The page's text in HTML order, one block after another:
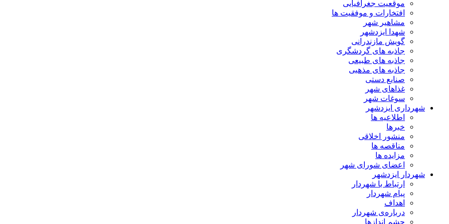
موقعیت جغرافیایی
افتخارات و موفقیت ها
مشاهیر شهر
شهدا ایزدشهر
گویش مازندرانی
جاذبه های گردشگری
جاذبه های طبیعی
جاذبه های مذهبی
صنایع دستی
غذاهای شهر
سوغات شهر
شهرداری ایزدشهر
اطلاعیه ها
خبرها
منشور اخلاقی
مناقصه ها
مزایده ها
اعضای شورای شهر
شهردار ایزدشهر
ارتباط با شهردار
پیام شهردار
اهداف
درباره‌ی شهردار
چشم اندازها